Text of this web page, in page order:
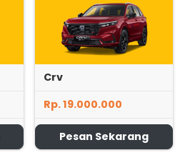
Crv
Rp. 19.000.000
Pesan Sekarang